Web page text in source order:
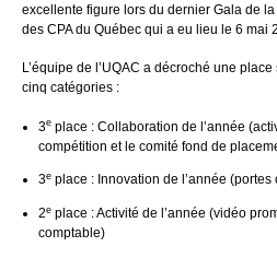
excellente figure lors du dernier Gala de la
des CPA du Québec qui a eu lieu le 6 mai
L’équipe de l’UQAC a décroché une
cinq catégories :
3e place : Collaboration de l’année
compétition et le comité fond de
3e place : Innovation de l’année (portes
2e place : Activité de l’année (vidéo
comptable)